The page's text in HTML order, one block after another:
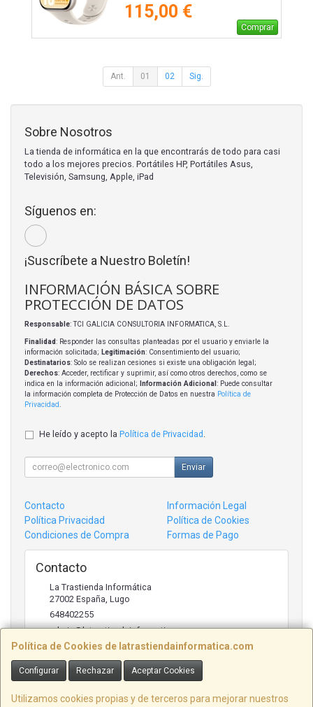
115,00 €
Comprar
Ant. 01 02 Sig.
Política de Cookies de latrastiendainformatica.com
Configurar Rechazar Aceptar Cookies
Utilizamos cookies propias y de terceros para mejorar nuestros
Sobre Nosotros
La tienda de informática en la que encontrarás de todo para casi
todo a los mejores precios. Portátiles HP, Portátiles Asus,
Televisión, Samsung, Apple, iPad
Síguenos en:
¡Suscríbete a Nuestro Boletín!
INFORMACIÓN BÁSICA SOBRE
PROTECCIÓN DE DATOS
Responsable: TCI GALICIA CONSULTORIA INFORMATICA, S.L.
Finalidad: Responder las consultas planteadas por el usuario y enviarle la
información solicitada; Legitimación: Consentimiento del usuario;
Destinatarios: Solo se realizan cesiones si existe una obligación legal;
Derechos: Acceder, rectificar y suprimir, así como otros derechos, como se
indica en la información adicional;
Información Adicional : Puede consultar
la información completa de Protección de Datos en nuestra Política de
Privacidad
He leído y acepto la Política de Privacidad
Enviar
Contacto
Información Legal
Política Privacidad
Política de Cookies
Condiciones de Compra
Formas de Pago
Contacto
La Trastienda Informática
27002 España Lugo
648402255
admin@latrastiendainformatica.com
Horario
09:00h -20:00h